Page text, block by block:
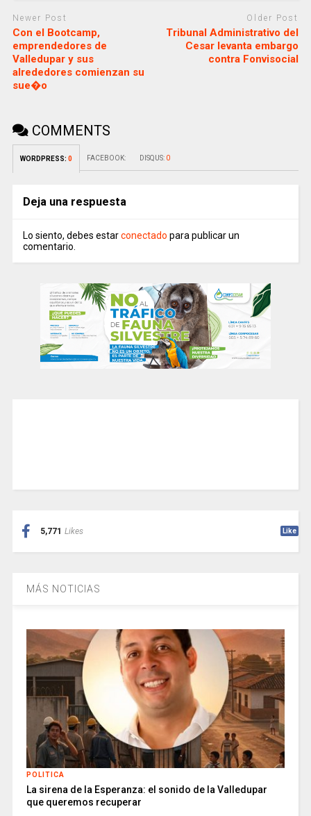
Newer Post
Con el Bootcamp,
emprendedores de
Valledupar y sus
alrededores comienzan su
sue�o
Older Post
Tribunal Administrativo del
Cesar levanta embargo
contra Fonvisocial
COMMENTS
WORDPRESS: 0 FACEBOOK: DISQUS: 0
Deja una respuesta
Lo siento, debes estarconectado para publicar un
comentario.
5,771 Likes Like
MÁS NOTICIAS
POLITICA
La sirena de la Esperanza: el sonido de la Valledupar
que queremos recuperar